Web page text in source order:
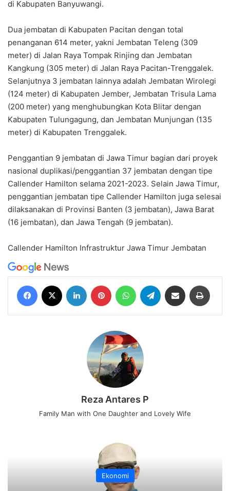
di Kabupaten Banyuwangi.
Dua jembatan di Kabupaten Pacitan dengan total
penanganan 614 meter, yakni Jembatan Teleng (309
meter) di Jalan Raya Tompak Rinjing dan Jembatan
Kangkung (305 meter) di Jalan Raya Pacitan-Trenggalek.
Selanjutnya 3 jembatan lainnya adalah Jembatan Wirolegi
(124 meter) di Kabupaten Jember, Jembatan Trisula Lama
(200 meter) yang menghubungkan Kota Blitar dengan
Kabupaten Tulungagung, dan Jembatan Munjungan (135
meter) di Kabupaten Trenggalek.
Penggantian 9 jembatan di Jawa Timur bagian dari proyek
nasional duplikasi/penggantian 37 jembatan dengan tipe
Callender Hamilton selama 2021-2023. Selain Jawa Timur,
penggantian jembatan tipe Callender Hamilton juga selesai
dilaksanakan di Provinsi Banten (3 jembatan), Jawa Barat
(16 jembatan), dan Jawa Tengah (9 jembatan).
Callender Hamilton Infrastruktur Jawa Timur Jembatan
Facebook LinkedIn Pinterest WhatsAppTelegram Share via Email
Reza Antares P
Family Man with One Daughter and Lovely Wife
Ekonomi